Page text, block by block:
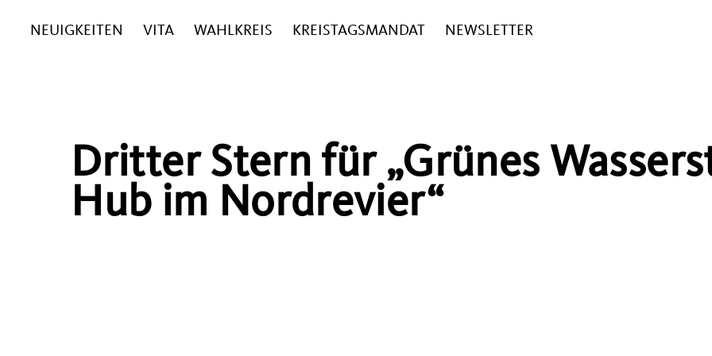
NEUIGKEITEN VITA WAHLKREIS KREISTAGSMANDAT NEWSLETTER
Dritter Stern für „Grünes
Hub im Nordrevier“